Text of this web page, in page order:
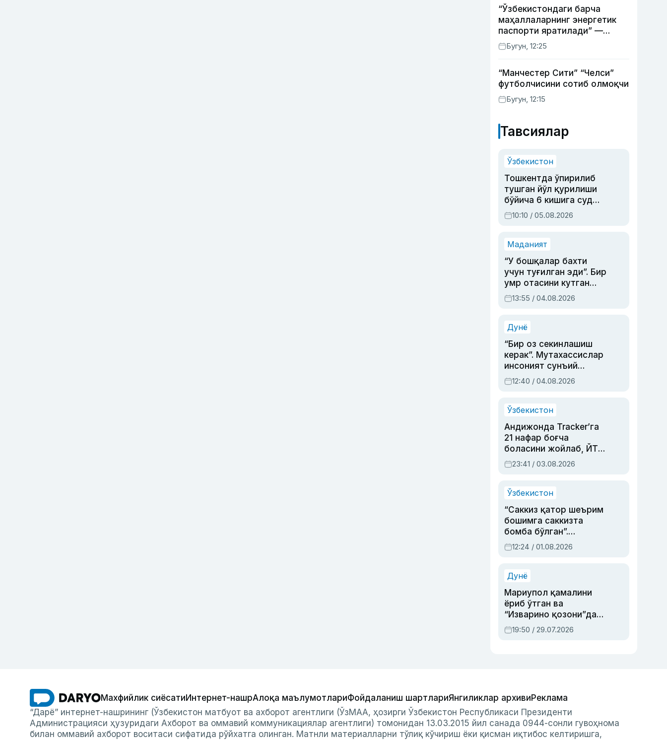
“Ўзбекистондаги барча
маҳаллаларнинг энергетик
паспорти яратилади” —
энергетика вазири
Бугун, 12:25
“Манчестер Сити” “Челси”
футболчисини сотиб олмоқчи
Бугун, 12:15
Тавсиялар
Ўзбекистон
Тошкентда ўпирилиб
тушган йўл қурилиши
бўйича 6 кишига суд
ҳукми ўқилди
10:10 / 05.08.2026
Маданият
“У бошқалар бахти
учун туғилган эди”. Бир
умр отасини кутган
актриса ва дубльяж
устаси Римма
синовларга тўла ҳаёти
13:55 / 04.08.2026
Дунё
“Бир оз секинлашиш
керак”. Мутахассислар
инсоният сунъий
интеллектни бошқара
олмай қолишидан
12:40 / 04.08.2026
Ўзбекистон
Андижонда Tracker’га
21 нафар боғча
боласини жойлаб, ЙТҲ
содир этган аёлга суд
ҳукми ўқилди
23:41 / 03.08.2026
Ўзбекистон
“Саккиз қатор шеърим
бошимга саккизта
бомба бўлган”.
Абдулла Ориповни
сиёсий айбловлардан
12:24 / 01.08.2026
Дунё
Мариупол қамалини
ёриб ўтган ва
“Изварино қозони”дан
чиққан қаҳрамон —
Украина армияси бош
19:50 / 29.07.2026
Махфийлик сиёсатиИнтернет-нашрАлоқа маълумотлариФойдаланиш шартлариЯнгиликлар архивиРеклама
“Дарё” интернет-нашрининг (Ўзбекистон матбуот ва ахборот агентлиги (ЎзМАА, ҳозирги Ўзбекистон Республикаси Президенти
Администрацияси ҳузуридаги Ахборот ва оммавий коммуникациялар агентлиги) томонидан 13.03.2015 йил санада 0944-сонли гувоҳнома
билан оммавий ахборот воситаси сифатида рўйхатга олинган. Матнли материалларни тўлиқ кўчириш ёки қисман иқтибос келтиришга,